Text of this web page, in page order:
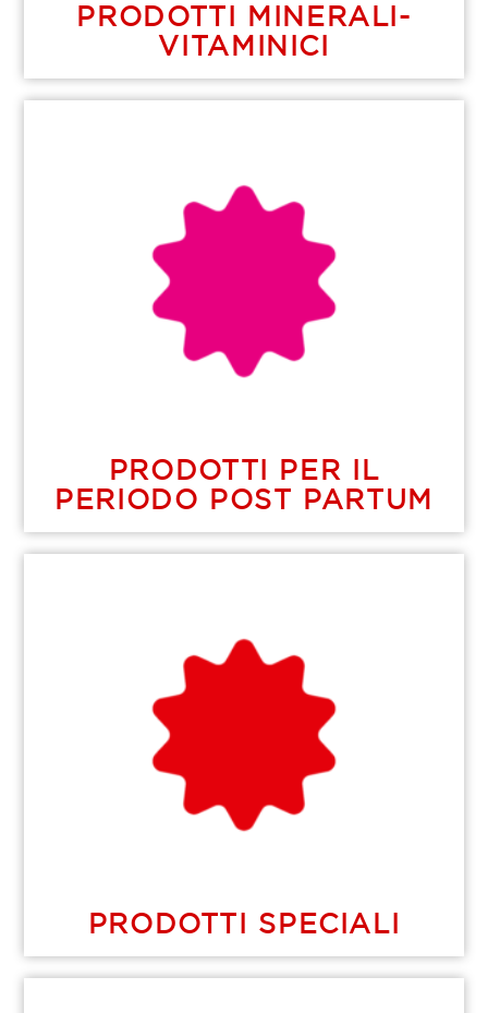
PRODOTTI MINERALI-
VITAMINICI
PRODOTTI PER IL
PERIODO POST PARTUM
PRODOTTI SPECIALI